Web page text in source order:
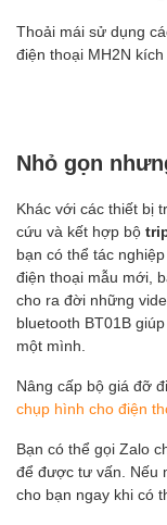
Thoải mái sử dụng
điện thoại MH2N
Nhỏ gọn
Khác với các thiết bị
cứu và kết hợp bộ
bạn có thể tác
điện thoại mẫu mới,
cho ra đời những
bluetooth BT01B
một mình.
Nâng cấp bộ giá đỡ
chụp hình cho điện
Bạn có thể gọi Zalo
để được tư vấn. Nếu
cho bạn ngay khi có